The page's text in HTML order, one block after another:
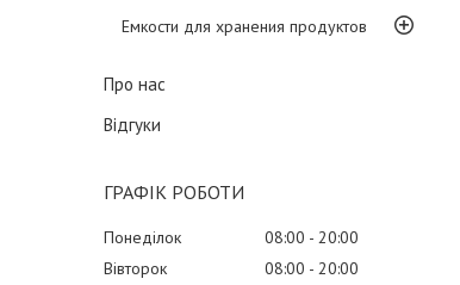
Емкости для хранения продуктов
Про нас
Відгуки
ГРАФІК РОБОТИ
Понеділок 08:00
20:00
Вівторок
08:00
20:00